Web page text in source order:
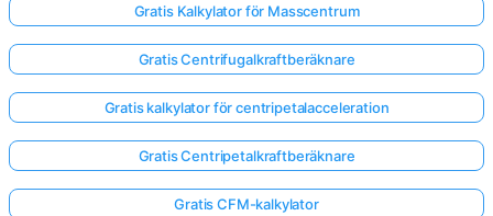
Gratis Kalkylator för Masscentrum
Gratis Centrifugalkraftberäknare
Gratis kalkylator för centripetalacceleration
Gratis Centripetalkraftberäknare
Gratis CFM-kalkylator